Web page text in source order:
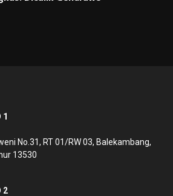
1
No.31, RT 01/RW 03, Balekambang,
13530
2